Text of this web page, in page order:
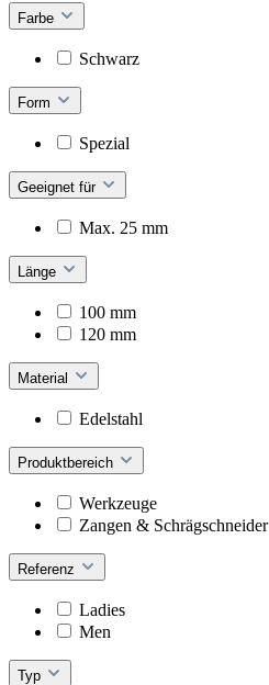
Farbe
Schwarz
Form
Spezial
Geeignet für
Max. 25 mm
Länge
100 mm
120 mm
Material
Edelstahl
Produktbereich
Werkzeuge
Zangen & Schrägschneider
Referenz
Ladies
Men
Typ